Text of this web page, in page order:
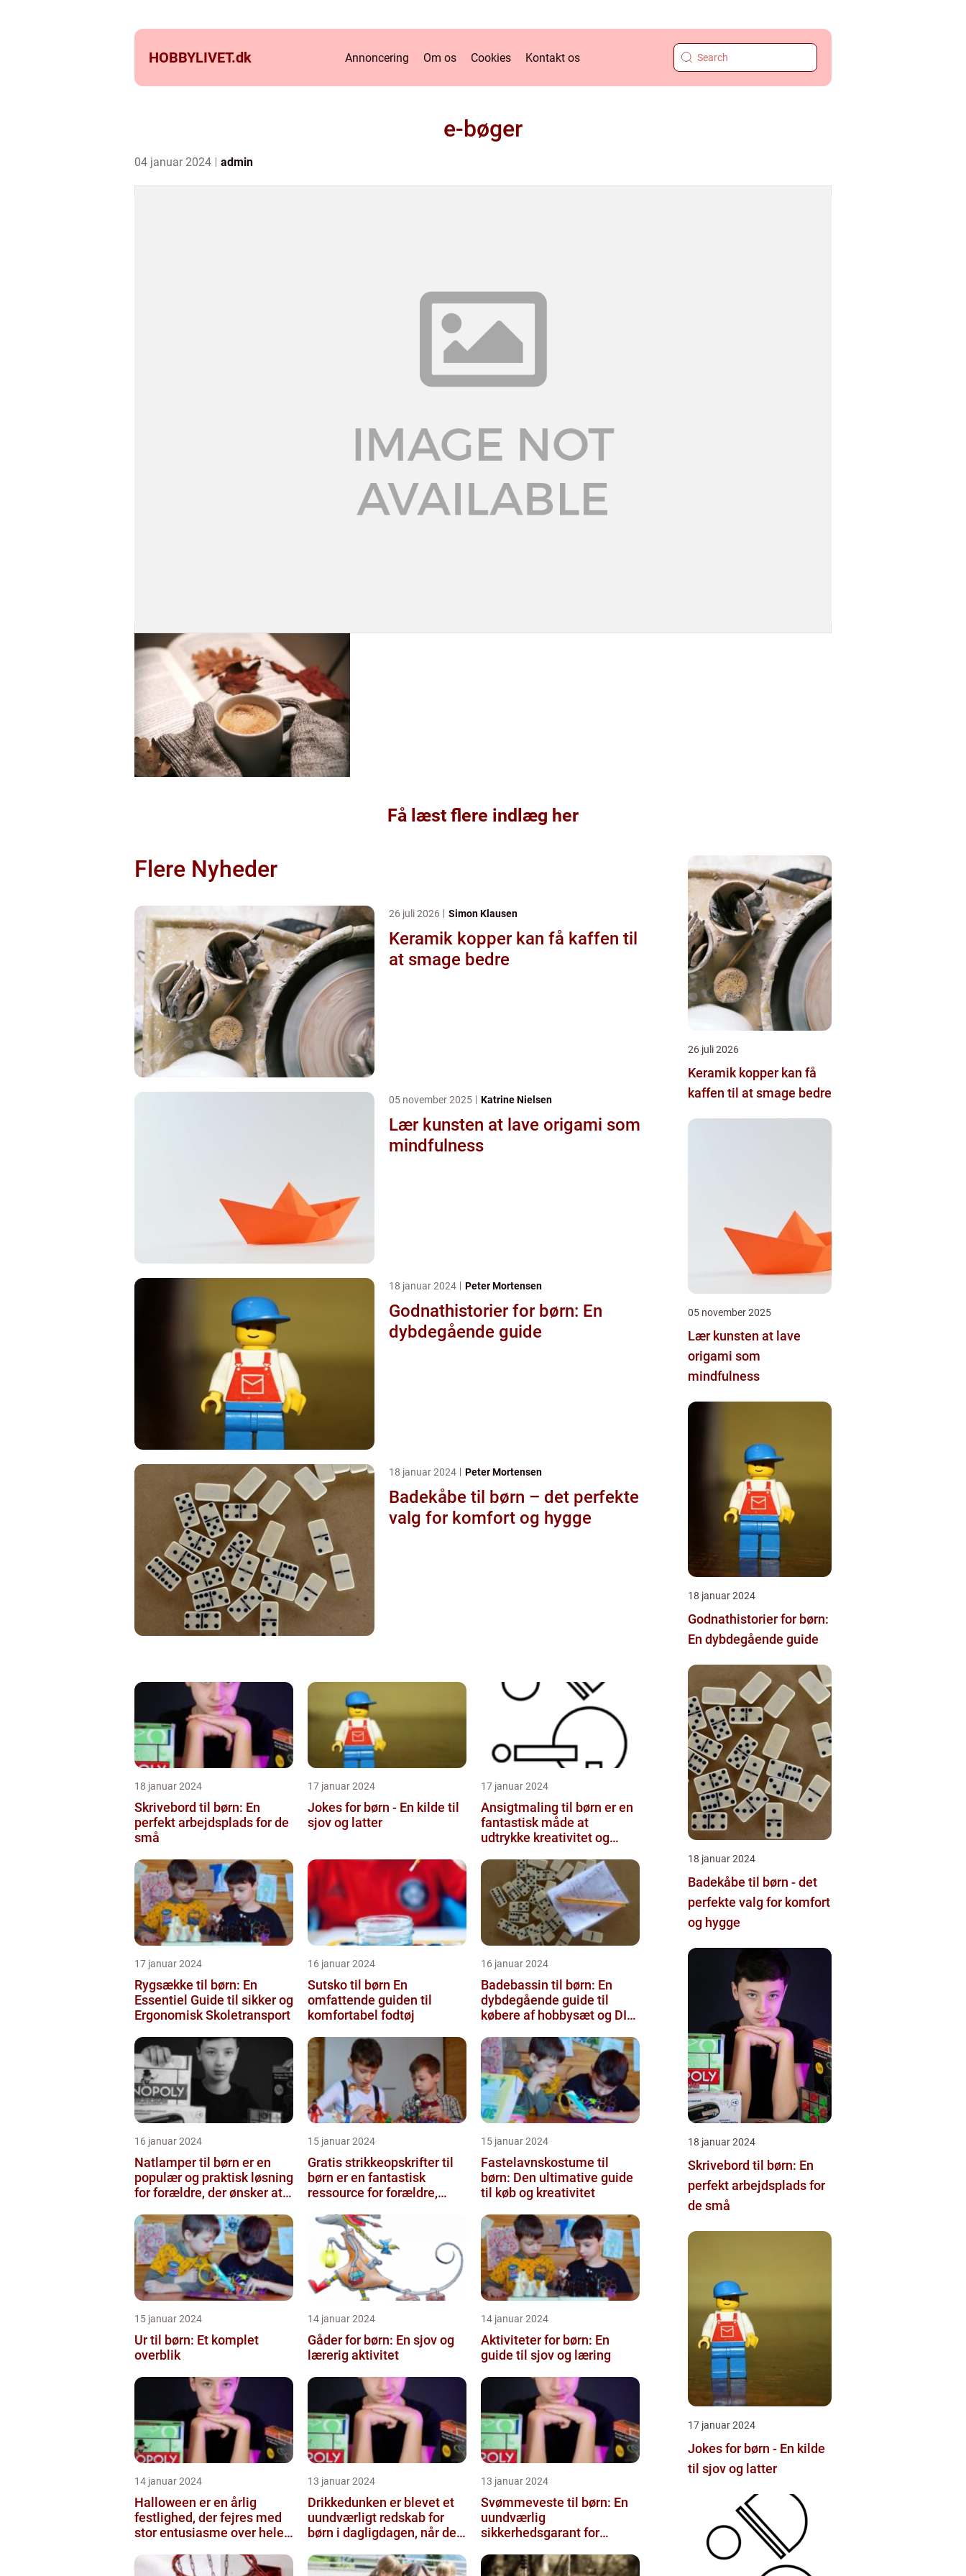
HOBBYLIVET.dk Annoncering Om os Cookies Kontakt os
e-bøger
04 januar 2024 admin
Få læst flere indlæg her
Flere Nyheder
26 juli 2026 Simon Klausen
Keramik kopper kan få kaffen til
at smage bedre
05 november 2025 Katrine Nielsen
Lær kunsten at lave origami som
mindfulness
18 januar 2024 Peter Mortensen
Godnathistorier for børn: En
dybdegående guide
18 januar 2024 Peter Mortensen
Badekåbe til børn – det perfekte
valg for komfort og hygge
18 januar 2024
Skrivebord til børn: En
perfekt arbejdsplads for de
små
17 januar 2024
Jokes for børn - En kilde til
sjov og latter
17 januar 2024
Ansigtmaling til børn er en
fantastisk måde at
udtrykke kreativitet og
17 januar 2024
Rygsække til børn: En
Essentiel Guide til sikker og
Ergonomisk Skoletransport
16 januar 2024
Sutsko til børn En
omfattende guiden til
komfortabel fodtøj
16 januar 2024
Badebassin til børn: En
dybdegående guide til
købere af hobbysæt og DIY-
16 januar 2024
Natlamper til børn er en
populær og praktisk løsning
for forældre, der ønsker at
15 januar 2024
Gratis strikkeopskrifter til
børn er en fantastisk
ressource for forældre,
15 januar 2024
Fastelavnskostume til
børn: Den ultimative guide
til køb og kreativitet
15 januar 2024
Ur til børn: Et komplet
overblik
14 januar 2024
Gåder for børn: En sjov og
lærerig aktivitet
14 januar 2024
Aktiviteter for børn: En
guide til sjov og læring
14 januar 2024
Halloween er en årlig
festlighed, der fejres med
stor entusiasme over hele
13 januar 2024
Drikkedunken er blevet et
uundværligt redskab for
børn i dagligdagen, når de
13 januar 2024
Svømmeveste til børn: En
uundværlig
sikkerhedsgarant for
26 juli 2026
Keramik kopper kan få
kaffen til at smage bedre
05 november 2025
Lær kunsten at lave
origami som
mindfulness
18 januar 2024
Godnathistorier for børn:
En dybdegående guide
18 januar 2024
Badekåbe til børn - det
perfekte valg for komfort
og hygge
18 januar 2024
Skrivebord til børn: En
perfekt arbejdsplads for
de små
17 januar 2024
Jokes for børn - En kilde
til sjov og latter